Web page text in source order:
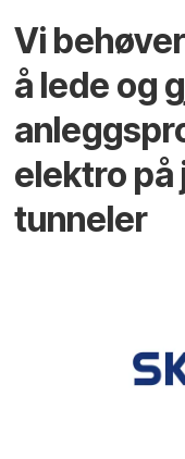
Vi
å lede og
elektro på
tunneler